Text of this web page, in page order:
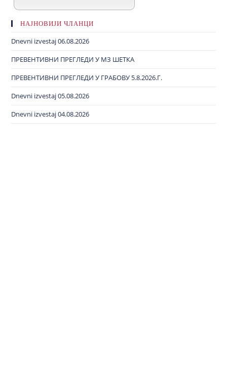
НАЈНОВИЈИ ЧЛАНЦИ
Dnevni izvestaj 06.08.2026
ПРЕВЕНТИВНИ ПРЕГЛЕДИ У МЗ ШЕТКА
ПРЕВЕНТИВНИ ПРЕГЛЕДИ У ГРАБОВУ 5.8.2026.Г.
Dnevni izvestaj 05.08.2026
Dnevni izvestaj 04.08.2026